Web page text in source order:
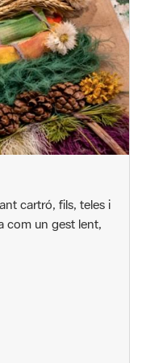
cartró, fils, teles i
un gest lent,